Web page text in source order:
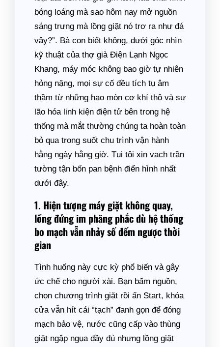
bóng loáng mà sao hôm nay mở nguồn
sáng trưng mà lồng giặt nó trơ ra như đá
vậy?”. Bà con biết không, dưới góc nhìn
kỹ thuật của thợ già Điện Lạnh Ngọc
Khang, máy móc không bao giờ tự nhiên
hỏng nặng, mọi sự cố đều tích tụ âm
thầm từ những hao mòn cơ khí thô và sự
lão hóa linh kiện điện tử bên trong hệ
thống mà mắt thường chúng ta hoàn toàn
bỏ qua trong suốt chu trình vận hành
hằng ngày hằng giờ. Tụi tôi xin vạch trần
tường tận bốn pan bệnh điển hình nhất
dưới đây.
1. Hiện tượng máy giặt không quay,
lồng đứng im phăng phắc dù hệ thống
bo mạch vẫn nhảy số đếm ngược thời
gian
Tình huống này cực kỳ phổ biến và gây
ức chế cho người xài. Bạn bấm nguồn,
chọn chương trình giặt rồi ấn Start, khóa
cửa vẫn hít cái “tạch” đanh gọn để đóng
mạch bảo vệ, nước cũng cấp vào thùng
giặt ngập ngụa đầy đủ nhưng lồng giặt